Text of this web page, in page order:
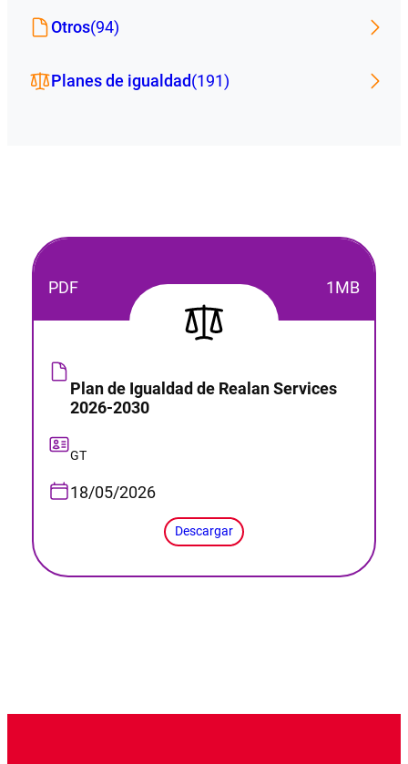
Otros(94)
Planes de igualdad(191)
PDF 1MB
Plan de Igualdad de Realan Services
2026-2030
GT
18/05/2026
Descargar